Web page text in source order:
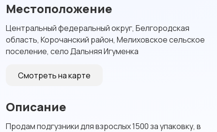
Местоположение
Центральный федеральный округ, Белгородская
область, Корочанский район, Мелиховское сельское
поселение, село Дальняя Игуменка
Смотреть на карте
Описание
Продам подгузники для взрослых 1500 за упаковку, в